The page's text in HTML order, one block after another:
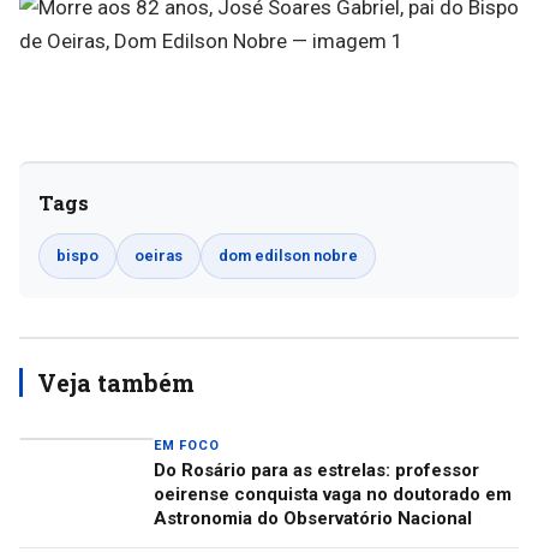
Tags
bispo oeiras dom edilson nobre
Veja também
EM FOCO
Do Rosário para as estrelas: professor
oeirense conquista vaga no doutorado em
Astronomia do Observatório Nacional